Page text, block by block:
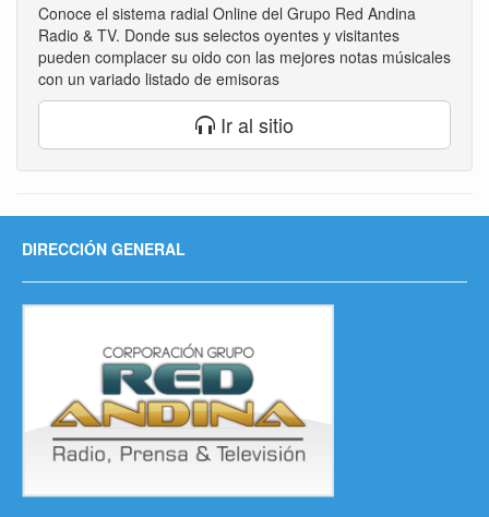
Conoce el sistema radial Online del Grupo Red Andina
Radio & TV. Donde sus selectos oyentes y visitantes
pueden complacer su oido con las mejores notas músicales
con un variado listado de emisoras
Ir al sitio
DIRECCIÓN GENERAL